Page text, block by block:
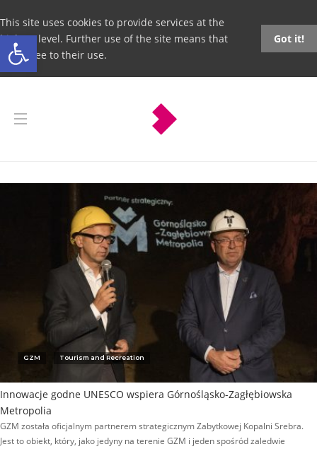
Open toolbar
This site uses cookies to provide services at the
highest level. Further use of the site means that
you agree to their use.
Got it!
GZM Tourism and Recreation
Innowacje godne UNESCO wspiera Górnośląsko-Zagłębiowska
Metropolia
GZM została oficjalnym partnerem strategicznym Zabytkowej Kopalni Srebra.
Jest to obiekt, który, jako jedyny na terenie GZM i jeden spośród zaledwie